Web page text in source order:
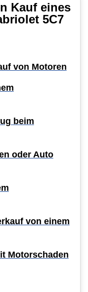
Kauf eines
5C7
von Motoren
beim
oder Auto
von einem
Motorschaden